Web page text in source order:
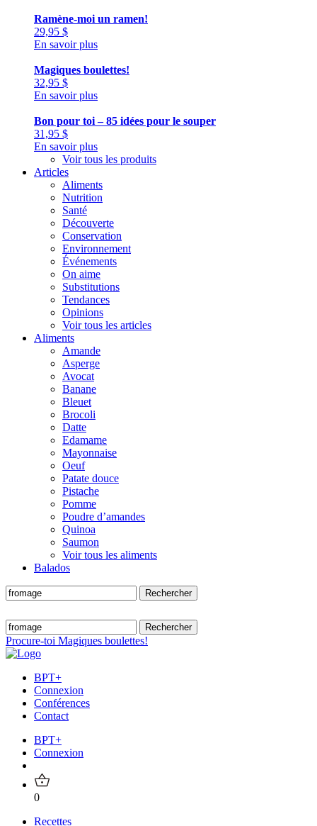
Ramène-moi un ramen!
29,95 $
En savoir plus
Magiques boulettes!
32,95 $
En savoir plus
Bon pour toi – 85 idées pour le souper
31,95 $
En savoir plus
Voir tous les produits
Articles
Aliments
Nutrition
Santé
Découverte
Conservation
Environnement
Événements
On aime
Substitutions
Tendances
Opinions
Voir tous les articles
Aliments
Amande
Asperge
Avocat
Banane
Bleuet
Brocoli
Datte
Edamame
Mayonnaise
Oeuf
Patate douce
Pistache
Pomme
Poudre d’amandes
Quinoa
Saumon
Voir tous les aliments
Balados
Procure-toi Magiques boulettes!
BPT+
Connexion
Conférences
Contact
BPT+
Connexion
0
Recettes